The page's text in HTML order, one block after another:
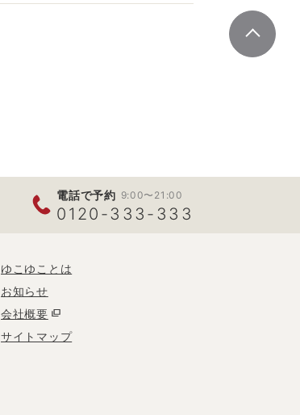
電話で予約 9:00〜21:00
0120-333-333
ゆこゆことは
お知らせ
会社概要
サイトマップ